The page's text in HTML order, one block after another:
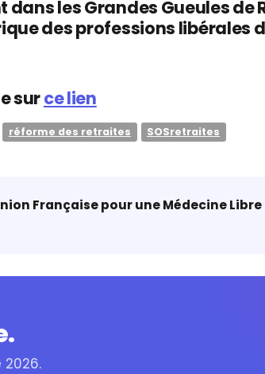
les Grandes Gueules de
des professions libérales
surce lien
réforme des retraites SOSretraites
Française pour une Médecine Libre